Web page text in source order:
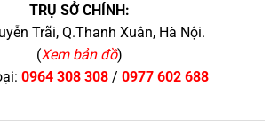
TRỤ SỞ CHÍNH:
Trãi, Q.Thanh Xuân, Hà Nội.
(Xem bản đồ)
0964 308 308/ 0977 602 688